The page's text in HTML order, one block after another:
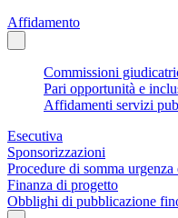
Affidamento
Commissioni
Pari opportunità e
Affidamenti servizi
Esecutiva
Sponsorizzazioni
Procedure di somma
Finanza di progetto
Obblighi di pubblicazione